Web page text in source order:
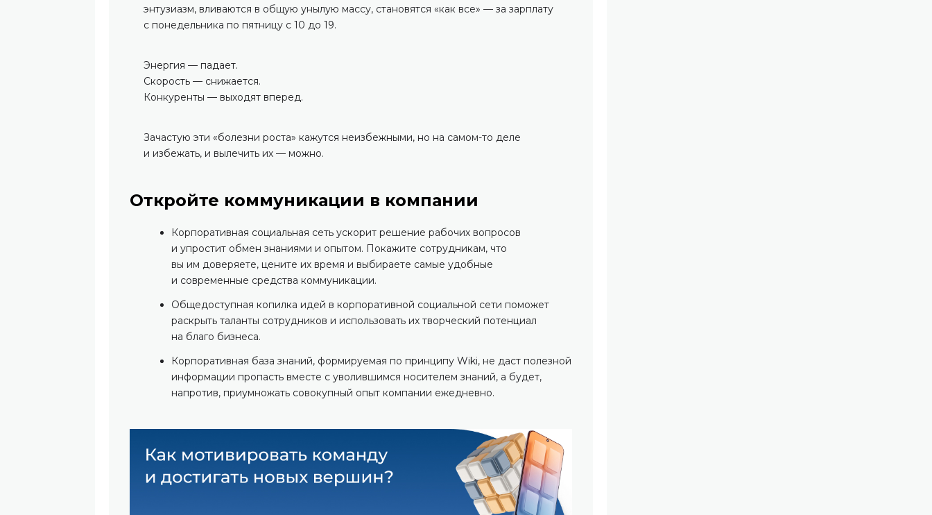
энтузиазм, вливаются в общую унылую массу, становятся «как все» — за зарплату
с понедельника по пятницу с 10 до 19.
Энергия — падает.
Скорость — снижается.
Конкуренты — выходят вперед.
Зачастую эти «болезни роста» кажутся неизбежными, но на самом-то деле
и избежать, и вылечить их — можно.
Откройте коммуникации в компании
Корпоративная социальная сеть ускорит решение рабочих вопросов
и упростит обмен знаниями и опытом. Покажите сотрудникам, что
вы им доверяете, цените их время и выбираете самые удобные
и современные средства коммуникации.
Общедоступная копилка идей в корпоративной социальной сети поможет
раскрыть таланты сотрудников и использовать их творческий потенциал
на благо бизнеса.
Корпоративная база знаний, формируемая по принципу Wiki, не даст полезной
информации пропасть вместе с уволившимся носителем знаний, а будет,
напротив, приумножать совокупный опыт компании ежедневно.